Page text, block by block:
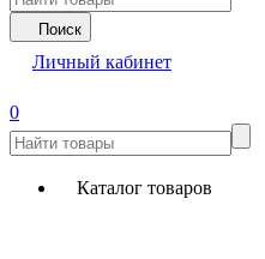
Поиск
Личный кабинет
0
Каталог товаров